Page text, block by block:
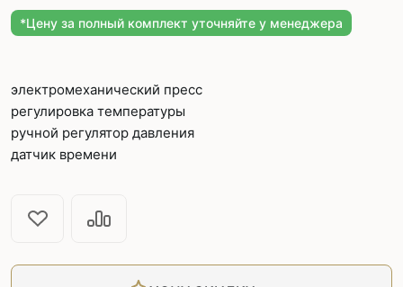
*Цену за полный комплект уточняйте у менеджера
электромеханический пресс
регулировка температуры
ручной регулятор давления
датчик времени